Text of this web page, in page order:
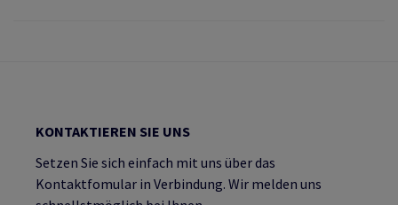
KONTAKTIEREN SIE UNS
Setzen Sie sich einfach mit uns über das
Kontaktfomular in Verbindung. Wir melden uns